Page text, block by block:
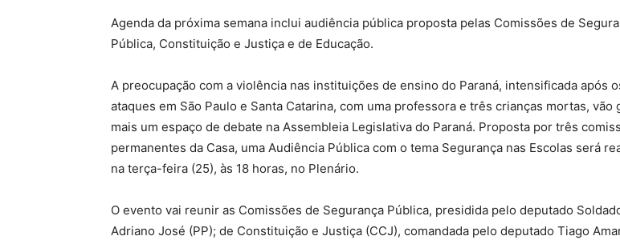
Agenda da próxima semana inclui audiência pública proposta pelas Comissões de
Pública, Constituição e Justiça e de Educação.
A preocupação com a violência nas instituições de ensino do Paraná, intensificada após
ataques em São Paulo e Santa Catarina, com uma professora e três crianças mortas, vão
mais um espaço de debate na Assembleia Legislativa do Paraná. Proposta por três
permanentes da Casa, uma Audiência Pública com o tema Segurança nas Escolas será
na terça-feira (25), às 18 horas, no Plenário.
O evento vai reunir as Comissões de Segurança Pública, presidida pelo deputado
Adriano José (PP); de Constituição e Justiça (CCJ), comandada pelo deputado Tiago